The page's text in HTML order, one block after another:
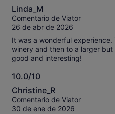
10.0
sobre
10
Linda_M
Comentario de Viator
26 de abr de 2026
It was a wonderful
winery and then to a larger
good and interesting!
10.0/10
10.0
sobre
10
Christine_R
Comentario de Viator
30 de ene de 2026